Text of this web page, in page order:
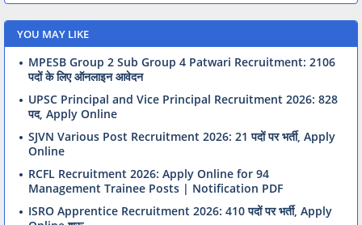
YOU MAY LIKE
MPESB Group 2 Sub Group 4 Patwari Recruitment: 2106
पदों के लिए ऑनलाइन आवेदन
UPSC Principal and Vice Principal Recruitment 2026: 828
पद, Apply Online
SJVN Various Post Recruitment 2026: 21 पदों पर भर्ती, Apply
Online
RCFL Recruitment 2026: Apply Online for 94
Management Trainee Posts | Notification PDF
ISRO Apprentice Recruitment 2026: 410 पदों पर भर्ती, Apply